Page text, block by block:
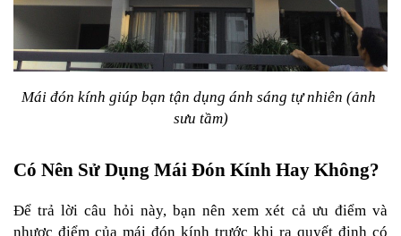
Mái đón kính giúp bạn tận dụng ánh sáng tự nhiên (ảnh
sưu tầm)
Có Nên Sử Dụng Mái Đón Kính Hay Không?
Để trả lời câu hỏi này, bạn nên xem xét cả ưu điểm và
nhược điểm của mái đón kính trước khi ra quyết định có